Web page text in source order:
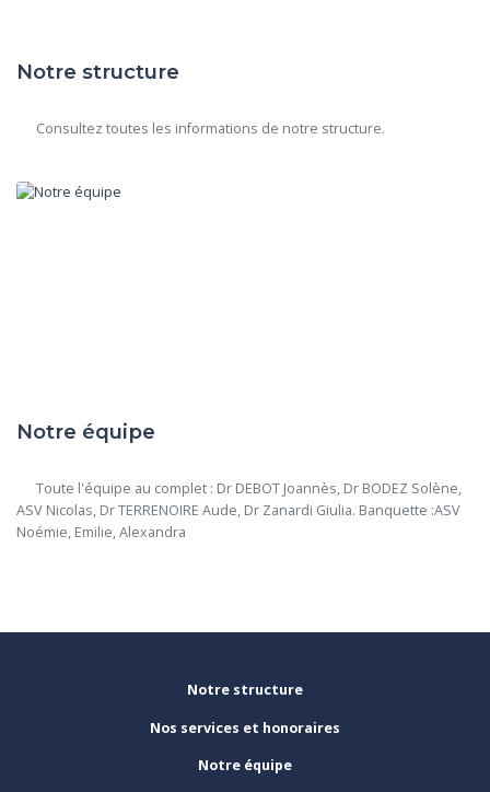
Notre structure
Notre équipe
ASV Nicolas, Dr TERRENOIRE Aude, Dr Zanardi Giulia. Banquette :ASV
Noémie, Emilie, Alexandra
Notre structure
Nos services et honoraires
Notre équipe